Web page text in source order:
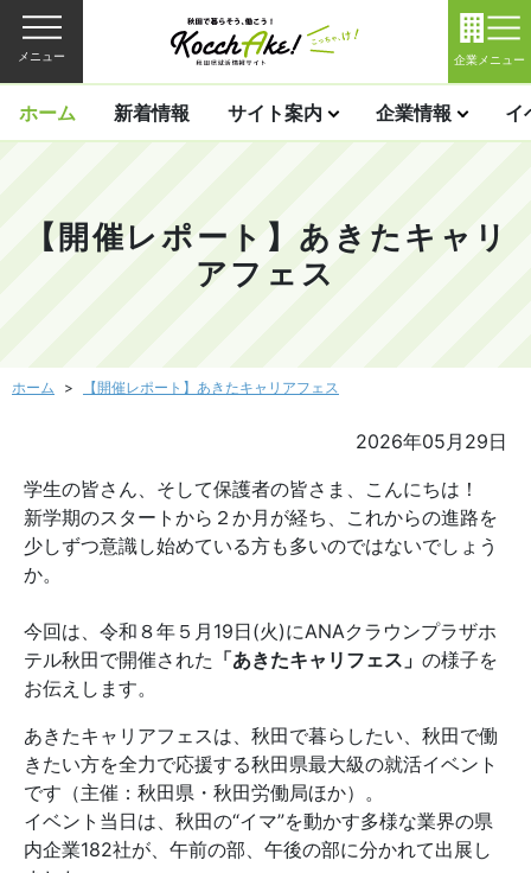
メニュー 企業メニュー
ホーム 新着情報 サイト案内 企業情報 イ
【開催レポート】あきたキャリ
アフェス
ホーム 【開催レポート】あきたキャリアフェス
2026年05月29日
学生の皆さん、そして保護者の皆さま、こんにちは！
新学期のスタートから２か月が経ち、これからの進路を
少しずつ意識し始めている方も多いのではないでしょう
か。
今回は、令和８年５月19日(火)にANAクラウンプラザホ
テル秋田で開催された 「あきたキャリフェス」 の様子を
お伝えします。
あきたキャリアフェスは、秋田で暮らしたい、秋田で働
きたい方を全力で応援する秋田県最大級の就活イベント
です（主催：秋田県・秋田労働局ほか）。
イベント当日は、秋田の“イマ”を動かす多様な業界の県
内企業182社が、午前の部、午後の部に分かれて出展し